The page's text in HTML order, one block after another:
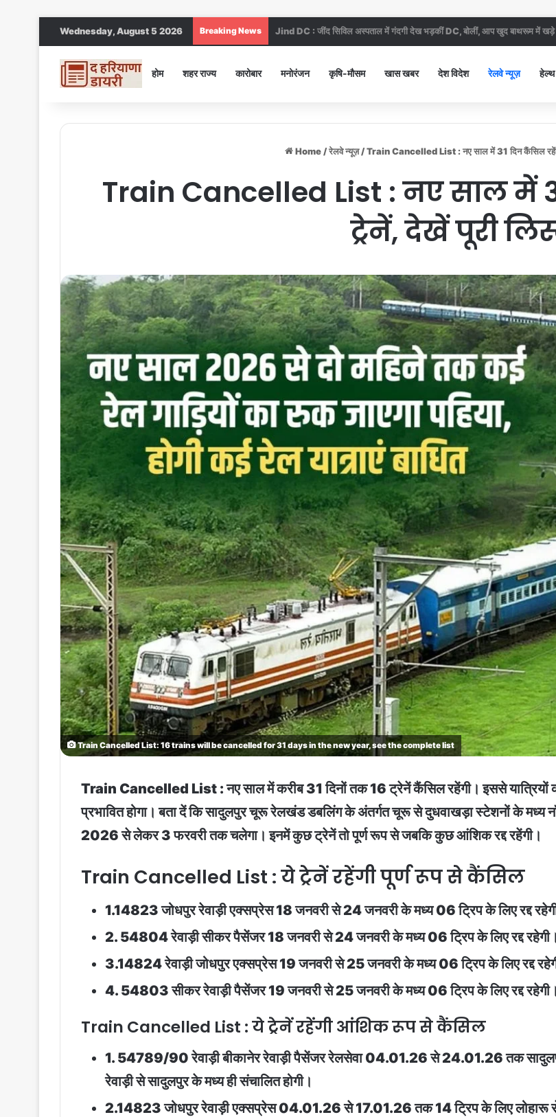
Wednesday, August 5 2026 Breaking News Haryana news : NCR री-ड्रॉइंग पर राजस्थान बना रोड़ा, जींद-करनाल नहीं होंगे
होम शहर राज्य कारोबार मनोरंजन कृषि-मौसम खास खबर देश विदेश रेलवे न्यूज़ हेल्थ
Home / रेलवे न्यूज़ / Train Cancelled List : नए साल में 31 दिन कैंसिल
Train Cancelled List : नए साल में
ट्रेनें, देखें पूरी
Train Cancelled List: 16 trains will be cancelled for 31 days in the new year, see the complete list
Train Cancelled List : नए साल में करीब 31 दिनों तक 16 ट्रेनें कैंसिल रहेंगी। इससे यात्रियों को
प्रभावित होगा। बता दें कि सादुलपुर चूरू रेलखंड डबलिंग के अंतर्गत चूरू से दुधवाखड़ा स्टेशनों के मध्य
2026 से लेकर 3 फरवरी तक चलेगा। इनमें कुछ ट्रेनें तो पूर्ण रूप से जबकि कुछ आंशिक रद्द रहेंगी।
Train Cancelled List : ये ट्रेनें रहेंगी पूर्ण रूप से कैंसिल
1.14823 जोधपुर रेवाड़ी एक्सप्रेस 18 जनवरी से 24 जनवरी के मध्य 06 ट्रिप के लिए रद्द
2. 54804 रेवाड़ी सीकर पैसेंजर 18 जनवरी से 24 जनवरी के मध्य 06 ट्रिप के लिए रद्द रहेगी।
3.14824 रेवाड़ी जोधपुर एक्सप्रेस 19 जनवरी से 25 जनवरी के मध्य 06 ट्रिप के लिए रद्द
4. 54803 सीकर रेवाड़ी पैसेंजर 19 जनवरी से 25 जनवरी के मध्य 06 ट्रिप के लिए रद्द रहेगी।
Train Cancelled List : ये ट्रेनें रहेंगी आंशिक रूप से कैंसिल
1. 54789/90 रेवाड़ी बीकानेर रेवाड़ी पैसेंजर रेलसेवा 04.01.26 से 24.01.26 तक सादुलपुर
रेवाड़ी से सादुलपुर के मध्य ही संचालित होगी।
2.14823 जोधपुर रेवाड़ी एक्सप्रेस 04.01.26 से 17.01.26 तक 14 ट्रिप के लिए लोहारू से